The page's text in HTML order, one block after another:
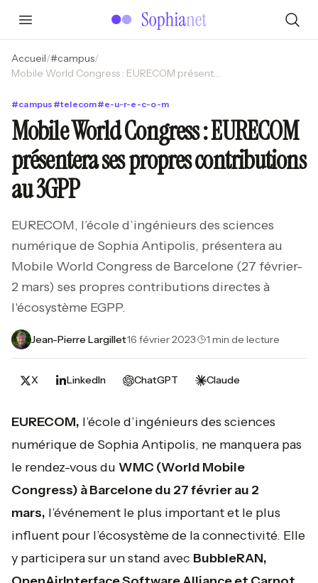
Accueil/#campus/
Mobile World Congress : EURECOM présentera ses propres contributions au 3GPP
#campus #telecom#e-u-r-e-c-o-m
Mobile World Congress : EURECOM
présentera ses propres contributions
au 3GPP
EURECOM, l’école d’ingénieurs des sciences
numérique de Sophia Antipolis, présentera au
Mobile World Congress de Barcelone (27 février-
2 mars) ses propres contributions directes à
l'écosystème EGPP.
Jean-Pierre Largillet·16 février 2023· 1 min de lecture
X LinkedIn ChatGPT Claude
EURECOM, l’école d’ingénieurs des sciences
numérique de Sophia Antipolis, ne manquera pas
le rendez-vous du WMC (World Mobile
Congress) à Barcelone du 27 février au 2
mars, l’événement le plus important et le plus
influent pour l’écosystème de la connectivité. Elle
y participera sur un stand avec BubbleRAN,